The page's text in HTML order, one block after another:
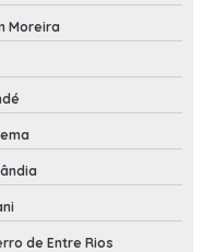
Moreira
de Entre Rios